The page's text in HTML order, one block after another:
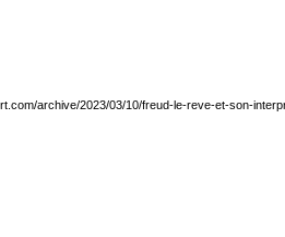
archive/2023/03/10/freud-le-reve-et-son-